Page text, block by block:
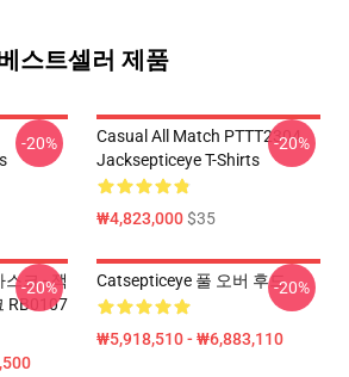
스트셀러 제품
-20%
Casual All Match PTTT2304
Jacksepticeye T-Shirts
₩4,823,000$35
-20%
크 - 잭
RB0107
-20% Catsepticeye 풀 오버 후드
₩5,918,510 - ₩6,883,110
-20%